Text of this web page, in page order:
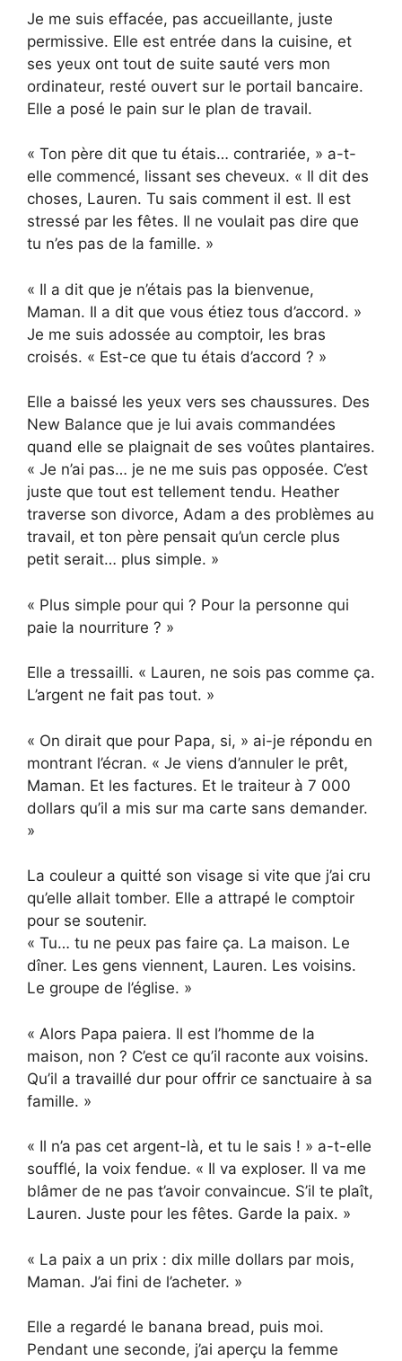
Je me suis effacée, pas accueillante, juste
permissive. Elle est entrée dans la cuisine, et
ses yeux ont tout de suite sauté vers mon
ordinateur, resté ouvert sur le portail bancaire.
Elle a posé le pain sur le plan de travail.
« Ton père dit que tu étais… contrariée, » a-t-
elle commencé, lissant ses cheveux. « Il dit des
choses, Lauren. Tu sais comment il est. Il est
stressé par les fêtes. Il ne voulait pas dire que
tu n’es pas de la famille. »
« Il a dit que je n’étais pas la bienvenue,
Maman. Il a dit que vous étiez tous d’accord. »
Je me suis adossée au comptoir, les bras
croisés. « Est-ce que tu étais d’accord ? »
Elle a baissé les yeux vers ses chaussures. Des
New Balance que je lui avais commandées
quand elle se plaignait de ses voûtes plantaires.
« Je n’ai pas… je ne me suis pas opposée. C’est
juste que tout est tellement tendu. Heather
traverse son divorce, Adam a des problèmes au
travail, et ton père pensait qu’un cercle plus
petit serait… plus simple. »
« Plus simple pour qui ? Pour la personne qui
paie la nourriture ? »
Elle a tressailli. « Lauren, ne sois pas comme ça.
L’argent ne fait pas tout. »
« On dirait que pour Papa, si, » ai-je répondu en
montrant l’écran. « Je viens d’annuler le prêt,
Maman. Et les factures. Et le traiteur à 7 000
dollars qu’il a mis sur ma carte sans demander.
»
La couleur a quitté son visage si vite que j’ai cru
qu’elle allait tomber. Elle a attrapé le comptoir
pour se soutenir.
« Tu… tu ne peux pas faire ça. La maison. Le
dîner. Les gens viennent, Lauren. Les voisins.
Le groupe de l’église. »
« Alors Papa paiera. Il est l’homme de la
maison, non ? C’est ce qu’il raconte aux voisins.
Qu’il a travaillé dur pour offrir ce sanctuaire à sa
famille. »
« Il n’a pas cet argent-là, et tu le sais ! » a-t-elle
soufflé, la voix fendue. « Il va exploser. Il va me
blâmer de ne pas t’avoir convaincue. S’il te plaît,
Lauren. Juste pour les fêtes. Garde la paix. »
« La paix a un prix : dix mille dollars par mois,
Maman. J’ai fini de l’acheter. »
Elle a regardé le banana bread, puis moi.
Pendant une seconde, j’ai aperçu la femme